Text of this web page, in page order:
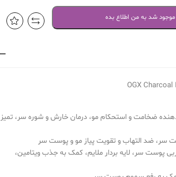
موجود شد به من اطلاع بده
ضخامت و استحکام مو، درمان خارش و شوره سر، تمیز
سر، ضد التهاب و تقویت پیاز مو و پوست سر
پوست سر، لایه بردار ملایم، کمک به جذب ویتامین،